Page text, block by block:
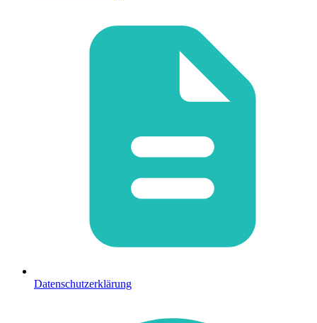
Datenschutzerklärung